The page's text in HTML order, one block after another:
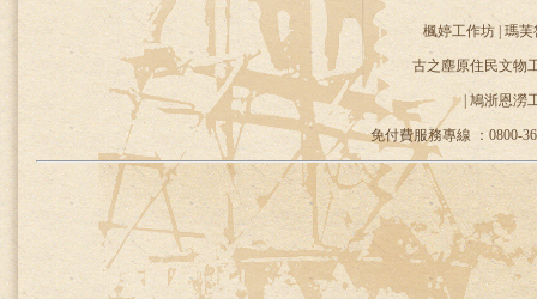
楓婷工作坊 | 瑪芙
古之塵原住民文物
| 鳩浙恩澇
免付費服務專線 ：0800-